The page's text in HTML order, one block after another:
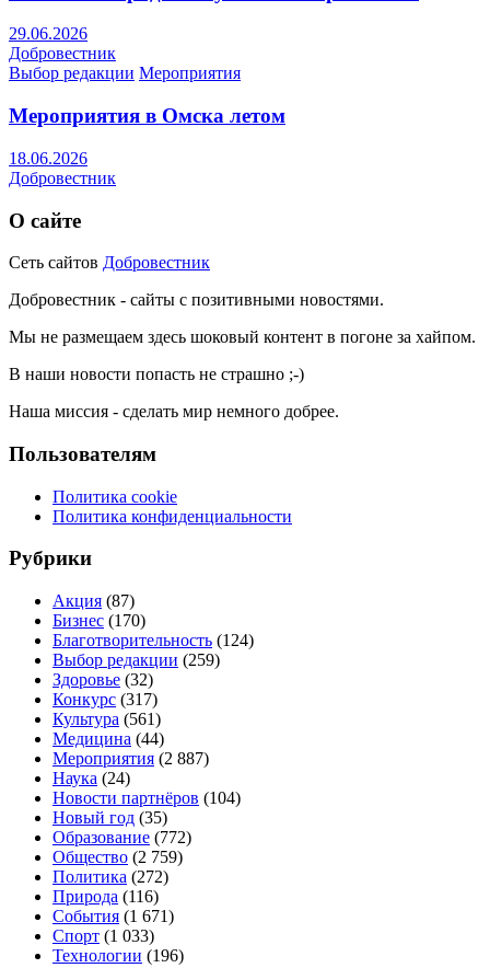
29.06.2026
Добровестник
Выбор редакции Мероприятия
Мероприятия в Омска летом
18.06.2026
Добровестник
О сайте
Сеть сайтов Добровестник
Добровестник - сайты с позитивными новостями.
Мы не размещаем здесь шоковый контент в погоне за хайпом.
В наши новости попасть не страшно ;-)
Наша миссия - сделать мир немного добрее.
Пользователям
Политика cookie
Политика конфиденциальности
Рубрики
Акция (87)
Бизнес (170)
Благотворительность (124)
Выбор редакции (259)
Здоровье (32)
Конкурс (317)
Культура (561)
Медицина (44)
Мероприятия (2 887)
Наука (24)
Новости партнёров (104)
Новый год (35)
Образование (772)
Общество (2 759)
Политика (272)
Природа (116)
События (1 671)
Спорт (1 033)
Технологии (196)